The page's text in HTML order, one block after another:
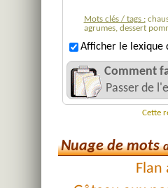
Mots clés / tags :
agrumes, dessert
Afficher le lexique
Comment
Passer de
Cette
Nuage de mots
Flan